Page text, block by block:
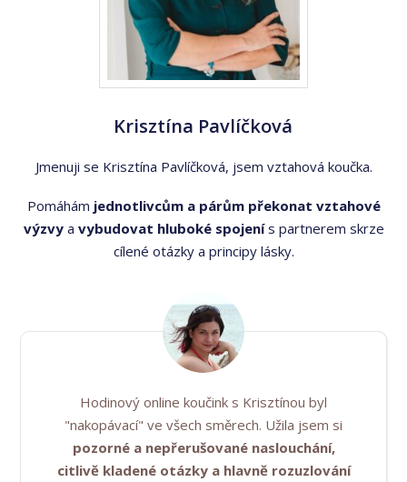
Krisztína Pavlíčková
Jmenuji se Krisztína Pavlíčková, jsem vztahová koučka.
Pomáhám jednotlivcům a párům překonat vztahové
výzvya vybudovat hluboké spojenís partnerem skrze
cílené otázky a principy lásky.
Hodinový online koučink s Krisztínou byl
"nakopávací" ve všech směrech. Užila jsem si
pozorné a nepřerušované naslouchání,
citlivě kladené otázky a hlavně rozuzlování